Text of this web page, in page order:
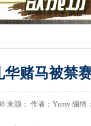
华赌马被禁
来源： 作者：Yumy 编缉